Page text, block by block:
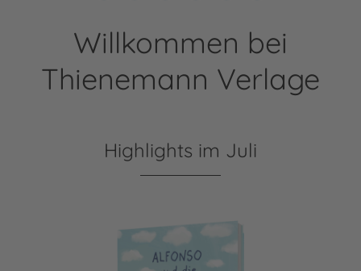
Willkommen bei
Thienemann Verlage
Highlights im Juli